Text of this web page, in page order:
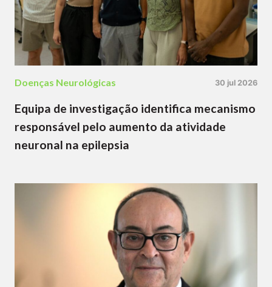
Doenças Neurológicas 30 jul 2026
Equipa de investigação identifica mecanismo
responsável pelo aumento da atividade
neuronal na epilepsia